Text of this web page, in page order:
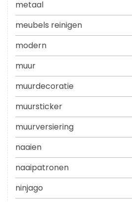
metaal
meubels reinigen
modern
muur
muurdecoratie
muursticker
muurversiering
naaien
naaipatronen
ninjago